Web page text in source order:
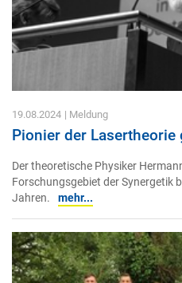
19.08.2024 | Meldung
Pionier der Lasertheorie
Der theoretische Physiker
Forschungsgebiet der Synergetik
Jahren.
mehr...